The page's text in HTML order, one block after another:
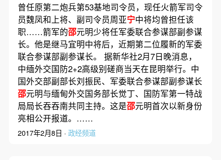
曾任原第二炮兵第53基地司令员，现任火箭军司令
员魏凤和上将、副司令员周亚宁中将均曾担任该
职……箭军的邵元明少将任军委联合参谋部副参谋
长。他是继马宜明中将后，近期第二位履新的军委
联合参谋部副参谋长。 据新华社2月7日晚消息，
中缅外交国防2+2高级别磋商当天在昆明举行。中
国外交部副部长刘振民、军委联合参谋部副参谋长
邵元明与缅甸外交国务部长觉丁、国防军第一特战
局局长吞吞南共同主持。这是邵元明首次以新身份
亮相公开报道。……
2017年2月8日 · 政经频道